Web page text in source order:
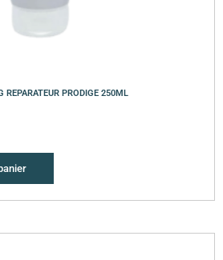
PRODIGE 250ML